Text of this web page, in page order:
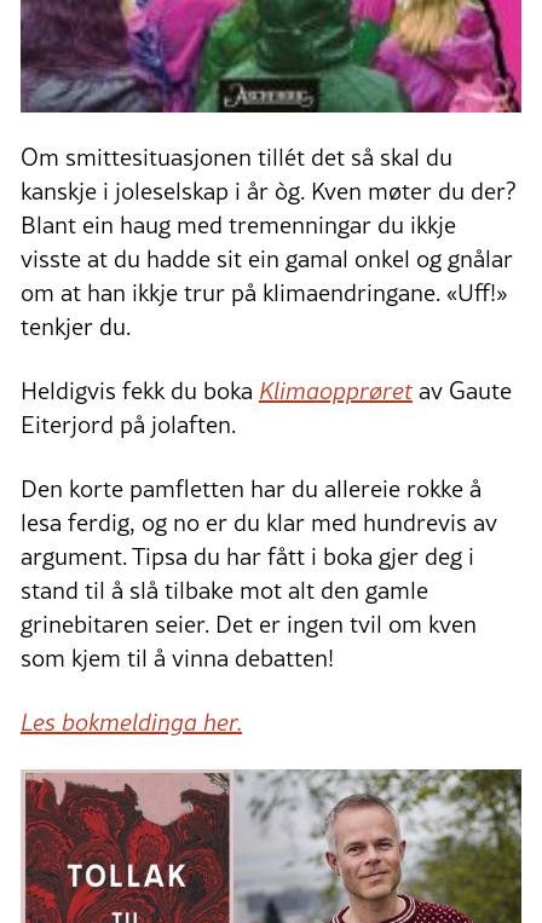
Om smittesituasjonen tillét det så skal du
kanskje i joleselskap i år òg. Kven møter du der?
Blant ein haug med tremenningar du ikkje
visste at du hadde sit ein gamal onkel og gnålar
om at han ikkje trur på klimaendringane. «Uff!»
tenkjer du.
Heldigvis fekk du boka Klimaopprøretav Gaute
Eiterjord på jolaften.
Den korte pamfletten har du allereie rokke å
lesa ferdig, og no er du klar med hundrevis av
argument. Tipsa du har fått i boka gjer deg i
stand til å slå tilbake mot alt den gamle
grinebitaren seier. Det er ingen tvil om kven
som kjem til å vinna debatten!
Les bokmeldinga her.